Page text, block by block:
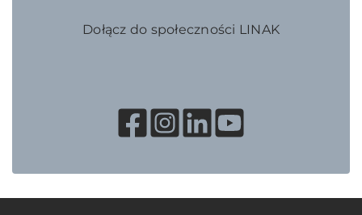
Dołącz do społeczności LINAK